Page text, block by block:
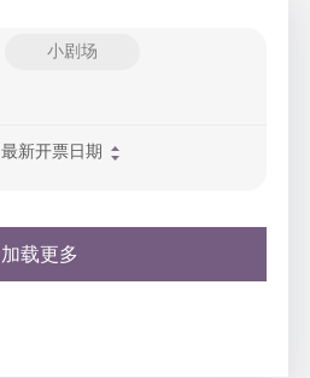
小剧场
最新开票日期
加载更多